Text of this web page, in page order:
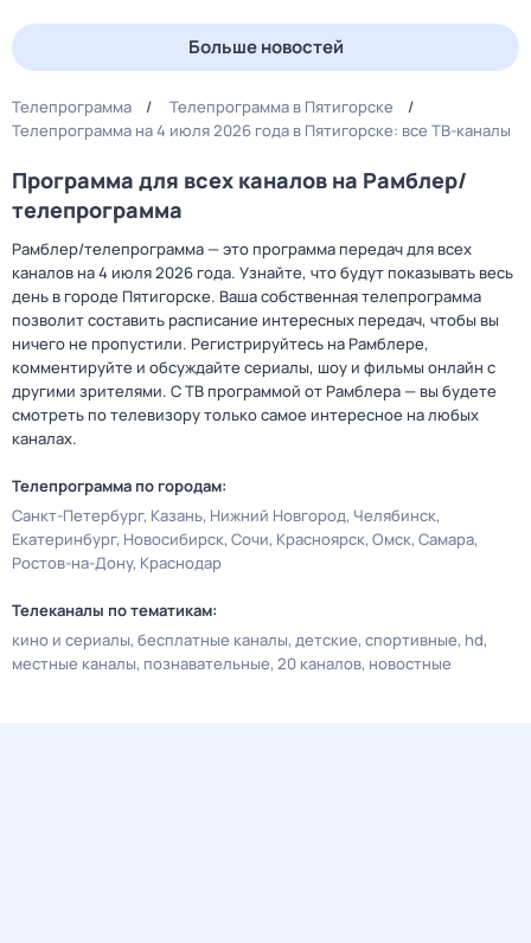
Больше новостей
Телепрограмма
Телепрограмма в Пятигорске
Телепрограмма на 4 июля 2026 года в Пятигорске: все ТВ-каналы
Программа для всех каналов на Рамблер/
телепрограмма
Рамблер/телепрограмма — это программа передач для всех
каналов на 4 июля 2026 года. Узнайте, что будут показывать весь
день в городе Пятигорске. Ваша собственная телепрограмма
позволит составить расписание интересных передач, чтобы вы
ничего не пропустили. Регистрируйтесь на Рамблере,
комментируйте и обсуждайте сериалы, шоу и фильмы онлайн с
другими зрителями. С ТВ программой от Рамблера — вы будете
смотреть по телевизору только самое интересное на любых
каналах.
Телепрограмма по городам:
Санкт-Петербург Казань Нижний Новгород Челябинск
Екатеринбург Новосибирск Сочи Красноярск Омск Самара
Ростов-на-Дону Краснодар
Телеканалы по тематикам:
кино и сериалы бесплатные каналы детские спортивные hd
местные каналы познавательные 20 каналов новостные